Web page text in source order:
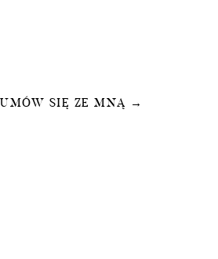
UMÓW SIĘ ZE MNĄ →